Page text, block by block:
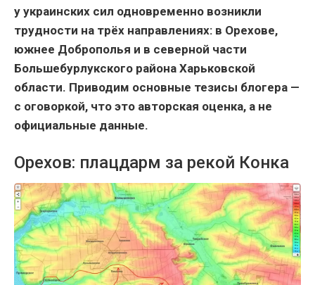
у украинских сил одновременно возникли
трудности на трёх направлениях: в Орехове,
южнее Доброполья и в северной части
Большебурлукского района Харьковской
области. Приводим основные тезисы блогера —
с оговоркой, что это авторская оценка, а не
официальные данные.
Орехов: плацдарм за рекой Конка